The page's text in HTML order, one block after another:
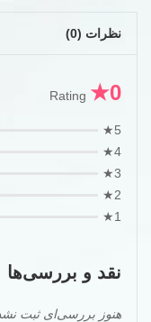
نظرات (0)
0★
Rating
5★
4★
3★
2★
نقد و بررسی‌ها
هنوز بررسی‌ای ثبت